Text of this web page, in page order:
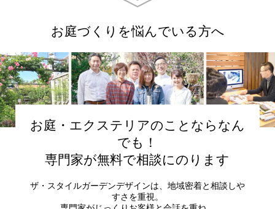
お庭づくりを悩んでいる方へ
お庭・エクステリアのことならなん
でも！
専門家が無料で相談にのります
ザ・スタイルガーデンデザインは、地域密着と相談しや
すさを重視。